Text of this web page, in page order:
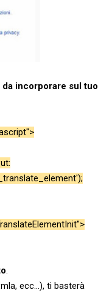
incorporare sul tuo
.
ecc...), ti basterà